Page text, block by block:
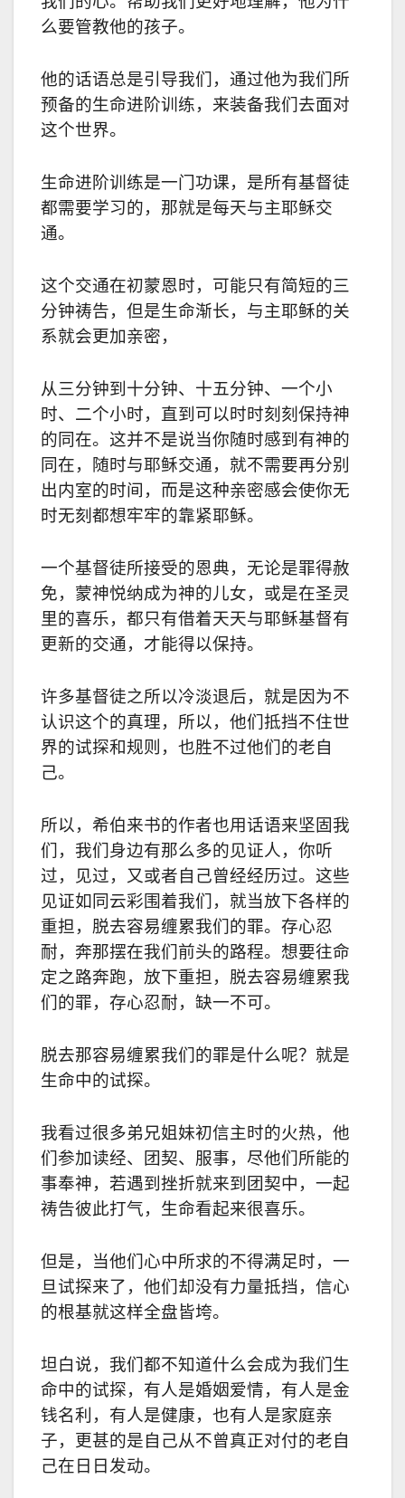
么要管教他的孩子。
他的话语总是引导我们，通过他为我们所
预备的生命进阶训练，来装备我们去面对
这个世界。
生命进阶训练是一门功课，是所有基督徒
都需要学习的，那就是每天与主耶稣交
通。
这个交通在初蒙恩时，可能只有简短的三
分钟祷告，但是生命渐长，与主耶稣的关
系就会更加亲密，
从三分钟到十分钟、十五分钟、一个小
时、二个小时，直到可以时时刻刻保持神
的同在。这并不是说当你随时感到有神的
同在，随时与耶稣交通，就不需要再分别
出内室的时间，而是这种亲密感会使你无
时无刻都想牢牢的靠紧耶稣。
一个基督徒所接受的恩典，无论是罪得赦
免，蒙神悦纳成为神的儿女，或是在圣灵
里的喜乐，都只有借着天天与耶稣基督有
更新的交通，才能得以保持。
许多基督徒之所以冷淡退后，就是因为不
认识这个的真理，所以，他们抵挡不住世
界的试探和规则，也胜不过他们的老自
己。
所以，希伯来书的作者也用话语来坚固我
们，我们身边有那么多的见证人，你听
过，见过，又或者自己曾经经历过。这些
见证如同云彩围着我们，就当放下各样的
重担，脱去容易缠累我们的罪。存心忍
耐，奔那摆在我们前头的路程。想要往命
定之路奔跑，放下重担，脱去容易缠累我
们的罪，存心忍耐，缺一不可。
脱去那容易缠累我们的罪是什么呢？就是
生命中的试探。
我看过很多弟兄姐妹初信主时的火热，他
们参加读经、团契、服事，尽他们所能的
事奉神，若遇到挫折就来到团契中，一起
祷告彼此打气，生命看起来很喜乐。
但是，当他们心中所求的不得满足时，一
旦试探来了，他们却没有力量抵挡，信心
的根基就这样全盘皆垮。
坦白说，我们都不知道什么会成为我们生
命中的试探，有人是婚姻爱情，有人是金
钱名利，有人是健康，也有人是家庭亲
子，更甚的是自己从不曾真正对付的老自
己在日日发动。